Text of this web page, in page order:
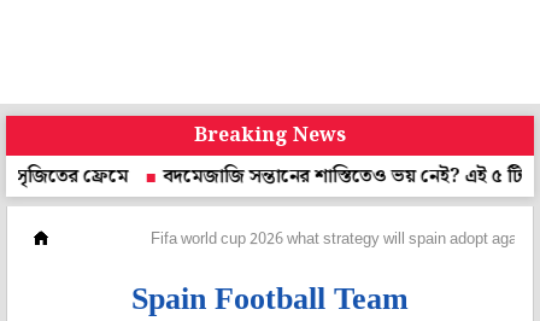
Breaking News
বদমেজাজি সন্তানের শাস্তিতেও ভয় নেই? এই ৫ টিপসেই
Fifa world cup 2026 what strategy will spain adopt
Spain Football Team